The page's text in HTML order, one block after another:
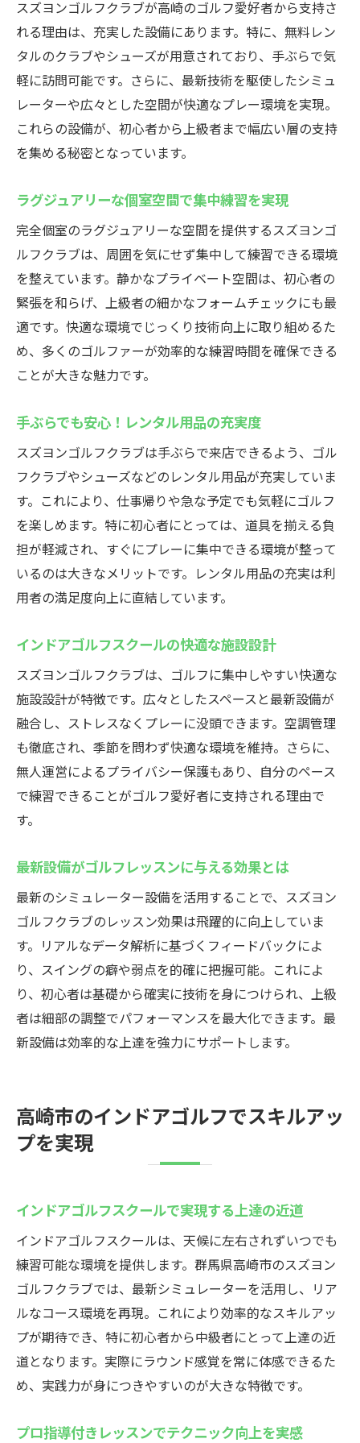
初心者向けの丁寧な指導と安心サポート体
制
最新設備で実感する楽しさと上達の両立
インドアゴルフで仲間と楽しむコミュニテ
ィの魅力
スズヨンならではの特別な体験と感動ポイ
ント
説
スズヨンゴルフクラブが高崎のゴルフ愛好者から支持さ
れる理由は、充実した設備にあります。特に、無料レン
タルのクラブやシューズが用意されており、手ぶらで気
軽に訪問可能です。さらに、最新技術を駆使したシミュ
レーターや広々とした空間が快適なプレー環境を実現。
これらの設備が、初心者から上級者まで幅広い層の支持
を集める秘密となっています。
ラグジュアリーな個室空間で集中練習を実現
完全個室のラグジュアリーな空間を提供するスズヨンゴ
ルフクラブは、周囲を気にせず集中して練習できる環境
を整えています。静かなプライベート空間は、初心者の
緊張を和らげ、上級者の細かなフォームチェックにも最
適です。快適な環境でじっくり技術向上に取り組めるた
め、多くのゴルファーが効率的な練習時間を確保できる
ことが大きな魅力です。
手ぶらでも安心！レンタル用品の充実度
スズヨンゴルフクラブは手ぶらで来店できるよう、ゴル
フクラブやシューズなどのレンタル用品が充実していま
す。これにより、仕事帰りや急な予定でも気軽にゴルフ
を楽しめます。特に初心者にとっては、道具を揃える負
担が軽減され、すぐにプレーに集中できる環境が整って
いるのは大きなメリットです。レンタル用品の充実は利
用者の満足度向上に直結しています。
インドアゴルフスクールの快適な施設設計
スズヨンゴルフクラブは、ゴルフに集中しやすい快適な
施設設計が特徴です。広々としたスペースと最新設備が
融合し、ストレスなくプレーに没頭できます。空調管理
も徹底され、季節を問わず快適な環境を維持。さらに、
無人運営によるプライバシー保護もあり、自分のペース
で練習できることがゴルフ愛好者に支持される理由で
す。
最新設備がゴルフレッスンに与える効果とは
最新のシミュレーター設備を活用することで、スズヨン
ゴルフクラブのレッスン効果は飛躍的に向上していま
す。リアルなデータ解析に基づくフィードバックによ
り、スイングの癖や弱点を的確に把握可能。これによ
り、初心者は基礎から確実に技術を身につけられ、上級
者は細部の調整でパフォーマンスを最大化できます。最
新設備は効率的な上達を強力にサポートします。
高崎市のインドアゴルフでスキルアッ
プを実現
インドアゴルフスクールで実現する上達の近道
インドアゴルフスクールは、天候に左右されずいつでも
練習可能な環境を提供します。群馬県高崎市のスズヨン
ゴルフクラブでは、最新シミュレーターを活用し、リア
ルなコース環境を再現。これにより効率的なスキルアッ
プが期待でき、特に初心者から中級者にとって上達の近
道となります。実際にラウンド感覚を常に体感できるた
め、実践力が身につきやすいのが大きな特徴です。
プロ指導付きレッスンでテクニック向上を実感